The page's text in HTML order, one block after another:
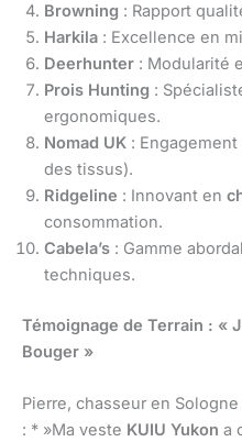
Browning : Rapport
Harkila : Excellence en
Deerhunter : Modularité
Prois Hunting :
ergonomiques.
Nomad UK :
des tissus).
Ridgeline : Innovant en
consommation.
Cabela’s : Gamme
techniques.
Témoignage de Terrain : «
Bouger »
Pierre, chasseur en
: * »Ma veste KUIU Yukon a